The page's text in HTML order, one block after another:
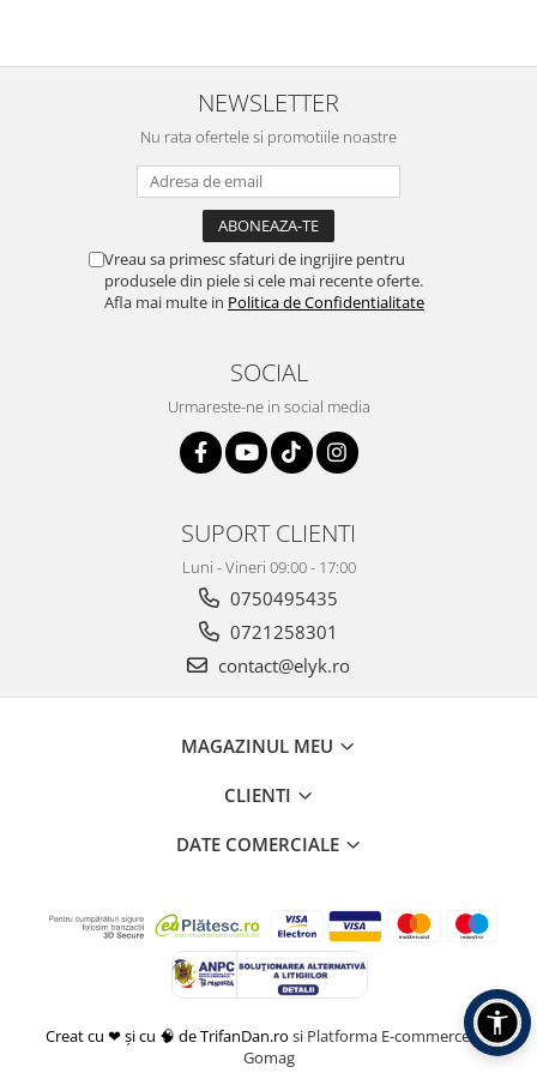
NEWSLETTER
Nu rata ofertele si promotiile noastre
Vreau sa primesc sfaturi de ingrijire pentru
produsele din piele si cele mai recente oferte.
Afla mai multe in Politica de Confidentialitate
SOCIAL
Urmareste-ne in social media
SUPORT CLIENTI
Luni - Vineri 09:00 - 17:00
0750495435
0721258301
contact@elyk.ro
MAGAZINUL MEU
CLIENTI
DATE COMERCIALE
Creat cu ❤ și cu 🧠 de TrifanDan.ro si Platforma E-commerce by
Gomag